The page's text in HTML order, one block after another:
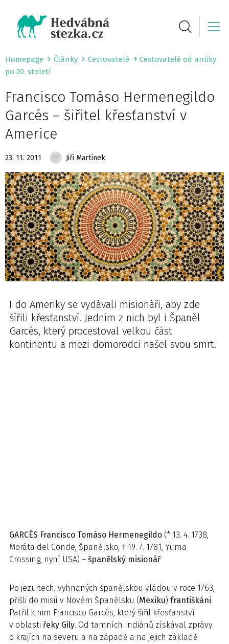
Homepage Články Cestovatelé
Cestovatelé od antiky
po 20. století
Francisco Tomáso Hermenegildo
Garcés – šiřitel křesťanství v
Americe
23. 11. 2011 Jiří Martínek
I do Ameriky se vydávali misionáři, aby zde
šířili křesťanství. Jedním z nich byl i Španěl
Garcés, který procestoval velkou část
kontinentu a mezi domorodci našel svou smrt.
GARCÉS Francisco Tomáso Hermenegildo (* 13. 4. 1738,
Moráta del Conde, Španělsko, † 19. 7. 1781, Yuma
Crossing, nyní USA) – španělský misionář
Po jezuitech, vyhnaných španělskou vládou v roce 1763,
přišli do misií v Novém Španělsku (Mexiku) františkáni.
Patřil k nim Francisco Garcés, který šířil křesťanství
v oblasti řeky Gily. Od tamních Indiánů získával zprávy
o krajích na severu a na západě a na jejich základě